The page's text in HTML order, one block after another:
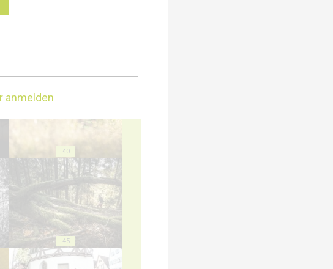
40
45
anmelden